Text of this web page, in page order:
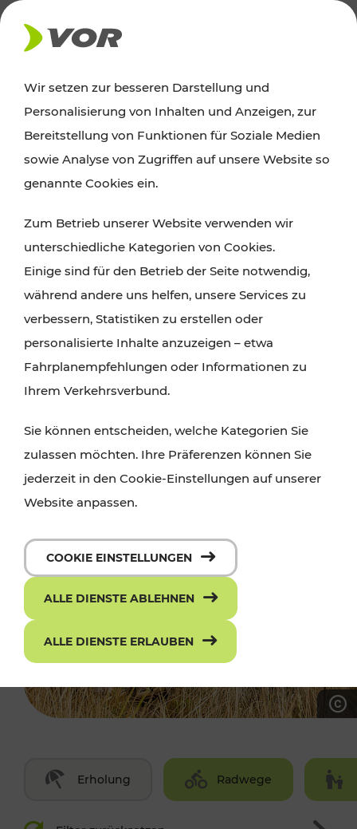
AKTUELLES
Ausflugstipps
Wien, Niederösterreich und das Burgenland
Wanderungen, Kultur und Gastronomie,
Radtouren oder purer Naturgenuss – viele
Attraktionen sind mit den Ticket- und Fahrplan-
Angeboten des VOR gut und schnell erreichbar.
Erholung Radwege
Wir setzen zur besseren Darstellung und
Personalisierung von Inhalten und Anzeigen, zur
Bereitstellung von Funktionen für Soziale Medien
sowie Analyse von Zugriffen auf unsere Website so
genannte Cookies ein.
Zum Betrieb unserer Website verwenden wir
unterschiedliche Kategorien von Cookies.
Einige sind für den Betrieb der Seite notwendig,
während andere uns helfen, unsere Services zu
verbessern, Statistiken zu erstellen oder
personalisierte Inhalte anzuzeigen – etwa
Fahrplanempfehlungen oder Informationen zu
Ihrem Verkehrsverbund.
Sie können entscheiden, welche Kategorien Sie
zulassen möchten. Ihre Präferenzen können Sie
jederzeit in den Cookie-Einstellungen auf unserer
Website anpassen.
COOKIE EINSTELLUNGEN
ALLE DIENSTE ABLEHNEN
ALLE DIENSTE ERLAUBEN